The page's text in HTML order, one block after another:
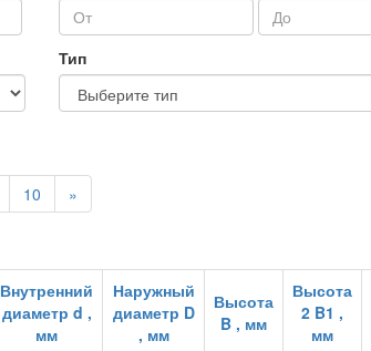
Тип
10 »
Внутренний
диаметр d ,
мм
Наружный
диаметр D
, мм
Высота
B , мм
Высота
2 B1 ,
мм